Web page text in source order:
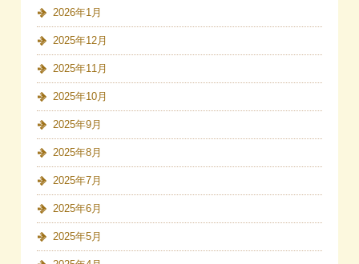
2026年1月
2025年12月
2025年11月
2025年10月
2025年9月
2025年8月
2025年7月
2025年6月
2025年5月